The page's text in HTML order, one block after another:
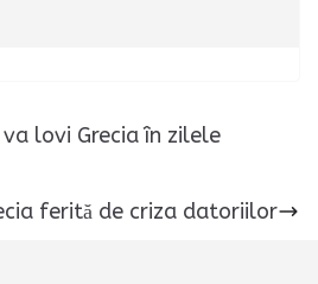
lovi Grecia în zilele
ferită de criza datoriilor